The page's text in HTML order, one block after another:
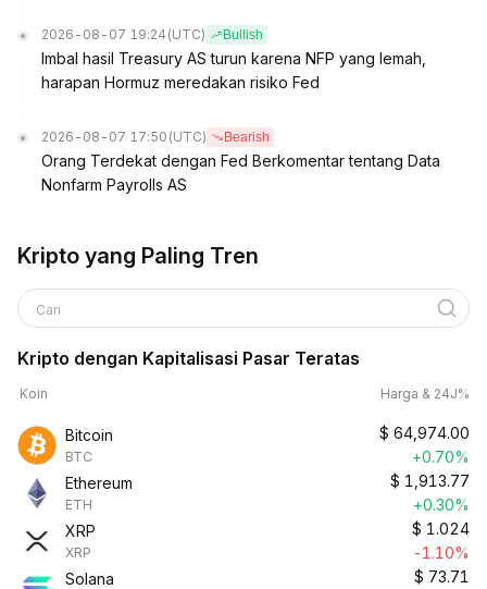
2026-08-07 19:24 (UTC) Bullish
Imbal hasil Treasury AS turun karena NFP yang lemah,
harapan Hormuz meredakan risiko Fed
2026-08-07 17:50 (UTC) Bearish
Orang Terdekat dengan Fed Berkomentar tentang Data
Nonfarm Payrolls AS
Kripto yang Paling Tren
Cari
Kripto dengan Kapitalisasi Pasar Teratas
Koin Harga & 24J%
Bitcoin
BTC
$ 64,974.00
+0.70%
Ethereum
ETH
$ 1,913.77
+0.30%
XRP
XRP
$ 1.024
-1.10%
Solana
$ 73.71